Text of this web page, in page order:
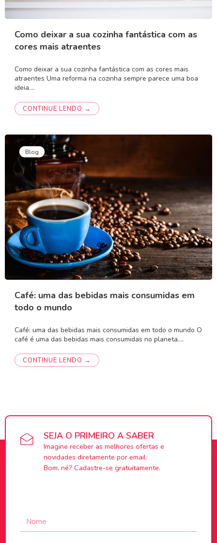
Como deixar a sua cozinha fantástica com as
cores mais atraentes
Como deixar a sua cozinha fantástica com as cores mais
atraentes Uma reforma na cozinha sempre parece uma boa
ideia.…
CONTINUE LENDO →
Blog
Café: uma das bebidas mais consumidas em
todo o mundo
Café: uma das bebidas mais consumidas em todo o mundo O
café é uma das bebidas mais consumidas no planeta.…
CONTINUE LENDO →
SEJA O PRIMEIRO A SABER
Imagine receber as melhores ofertas e
novidades diretamente por email.
Bom, né? Cadastre-se gratuitamente.